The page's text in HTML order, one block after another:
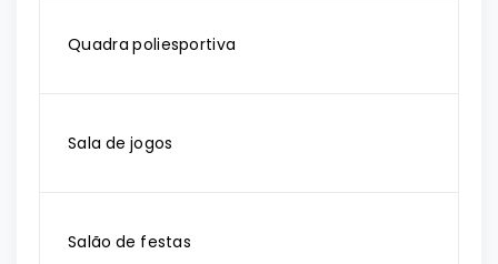
Quadra poliesportiva
Sala de jogos
Salão de festas